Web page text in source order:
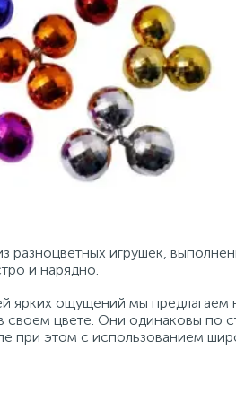
разноцветных игрушек,
и нарядно.
ярких ощущений мы
своем цвете. Они одинаковы по
при этом с использованием